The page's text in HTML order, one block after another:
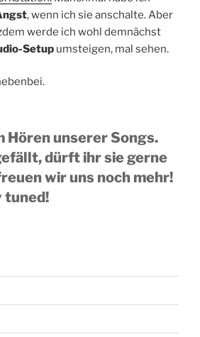
, wenn ich sie anschalte. Aber
werde ich wohl demnächst
Setup umsteigen, mal sehen.
Hören unserer Songs.
dürft ihr sie gerne
wir uns noch mehr!
tuned!